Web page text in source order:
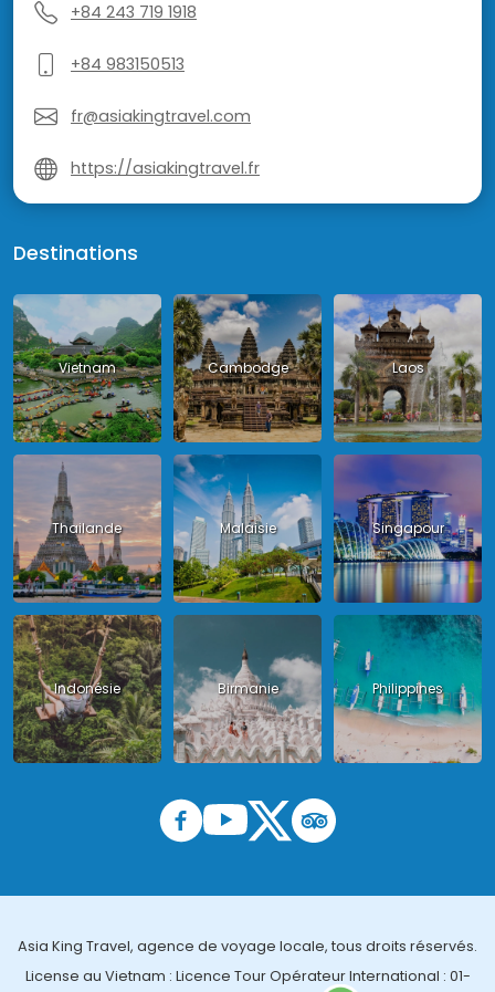
+84 243 719 1918
+84 983150513
fr@asiakingtravel.com
https://asiakingtravel.fr
Destinations
Vietnam Cambodge Laos
Thailande Malaisie Singapour
Indonésie Birmanie Philippines
Asia King Travel, agence de voyage locale, tous droits réservés.
License au Vietnam : Licence Tour Opérateur International : 01-